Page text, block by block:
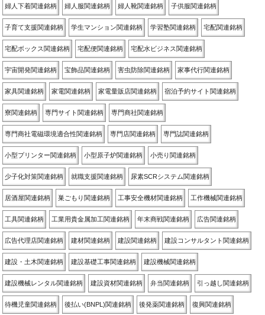
婦人下着関連銘柄 婦人服関連銘柄 婦人靴関連銘柄 子供服関連銘柄
子育て支援関連銘柄 学生マンション関連銘柄 学習塾関連銘柄 宅配関連銘柄
宅配ボックス関連銘柄 宅配便関連銘柄 宅配水ビジネス関連銘柄
宇宙開発関連銘柄 宝飾品関連銘柄 害虫防除関連銘柄 家事代行関連銘柄
家具関連銘柄 家電関連銘柄 家電量販店関連銘柄 宿泊予約サイト関連銘柄
寮関連銘柄 専門サイト関連銘柄 専門商社関連銘柄
専門商社電磁環境適合性関連銘柄 専門店関連銘柄 専門誌関連銘柄
小型プリンター関連銘柄 小型原子炉関連銘柄 小売り関連銘柄
少子化対策関連銘柄 就職支援関連銘柄 尿素SCRシステム関連銘柄
居酒屋関連銘柄 巣ごもり関連銘柄 工事安全機材関連銘柄 工作機械関連銘柄
工具関連銘柄 工業用貴金属加工関連銘柄 年末商戦関連銘柄 広告関連銘柄
広告代理店関連銘柄 建材関連銘柄 建設関連銘柄 建設コンサルタント関連銘柄
建設・土木関連銘柄 建設基礎工事関連銘柄 建設機械関連銘柄
建設機械レンタル関連銘柄 建設資材関連銘柄 弁当関連銘柄 引っ越し関連銘柄
待機児童関連銘柄 後払い(BNPL)関連銘柄 後発薬関連銘柄 復興関連銘柄